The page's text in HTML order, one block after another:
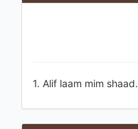
1. Alif laam mim shaad.